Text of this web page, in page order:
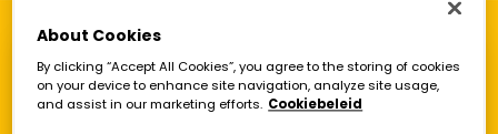
Vind een Kentekenloket in de buurt!
About Cookies
By clicking “Accept All Cookies”, you agree to the storing of cookies
on your device to enhance site navigation, analyze site usage,
and assist in our marketing efforts. Cookiebeleid